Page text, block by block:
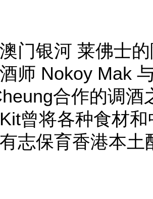
门银河 莱佛士
师 Nokoy Mak
合作的调
曾将各种食材
志保育香港本